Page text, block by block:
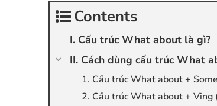
Contents
I. Cấu trúc What about là gì?
II. Cách dùng cấu trúc What
1. Cấu trúc What about +
2. Cấu trúc What about + Ving